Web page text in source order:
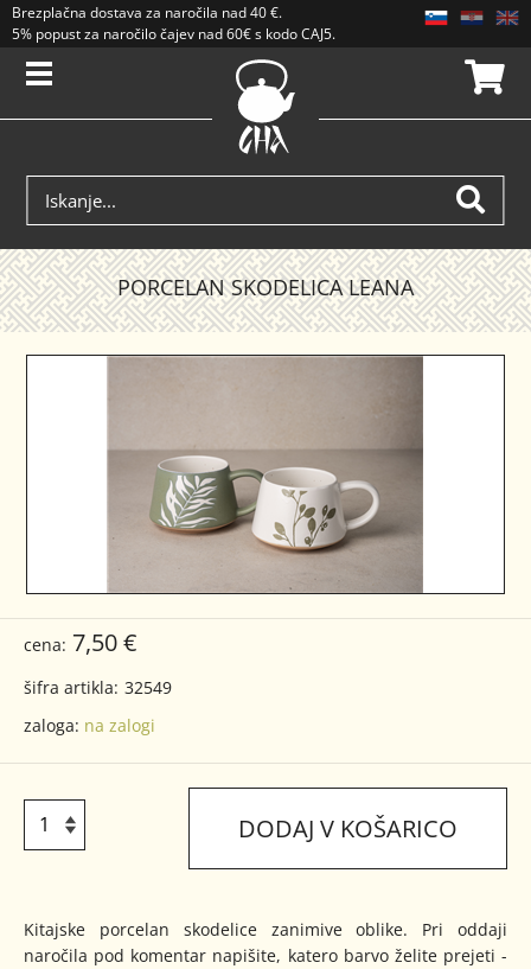
Brezplačna dostava za naročila nad40 €.
5% popust za naročilo čajev nad 60€ s kodo CAJ5. Popusti se ne seštevajo.
PORCELAN SKODELICA LEANA
cena: 7,50 €
šifra artikla: 32549
zaloga: na zalogi
DODAJ V KOŠARICO
Kitajske porcelan skodelice zanimive oblike. Pri oddaji
naročila pod komentar napišite, katero barvo želite prejeti -